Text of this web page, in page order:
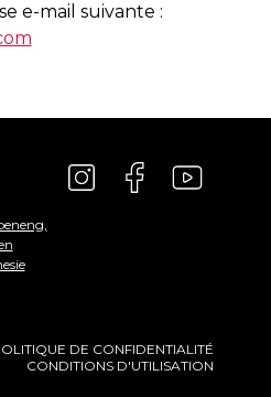
e-mail suivante :
DE CONFIDENTIALITÉ
CONDITIONS D'UTILISATION